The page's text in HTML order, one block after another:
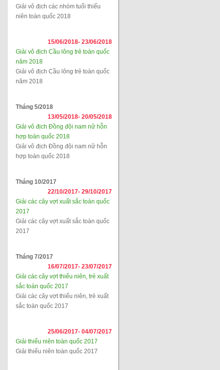
Giải vô địch các nhóm tuổi thiếu
niên toàn quốc 2018
15/06/2018- 23/06/2018
Giải vô địch Cầu lông trẻ toàn quốc
năm 2018
Giải vô địch Cầu lông trẻ toàn quốc
năm 2018
Tháng 5/2018
13/05/2018- 20/05/2018
Giải vô địch Đồng đội nam nữ hỗn
hợp toàn quốc 2018
Giải vô địch Đồng đội nam nữ hỗn
hợp toàn quốc 2018
Tháng 10/2017
22/10/2017- 29/10/2017
Giải các cây vợt xuất sắc toàn quốc
2017
Giải các cây vợt xuất sắc toàn quốc
2017
Tháng 7/2017
16/07/2017- 23/07/2017
Giải các cây vợt thiếu niên, trẻ xuất
sắc toàn quốc 2017
Giải các cây vợt thiếu niên, trẻ xuất
sắc toàn quốc 2017
25/06/2017- 04/07/2017
Giải thiếu niên toàn quốc 2017
Giải thiếu niên toàn quốc 2017